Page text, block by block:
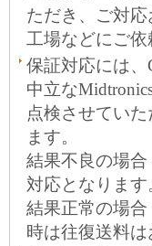
ただき、ご対
工場などにご依
保証対応には
中立な
点検させてい
ます。
結果不良の場
対応となります
結果正常の場
時は往復送料は